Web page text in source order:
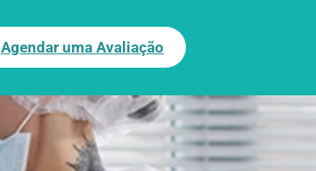
Agendar uma Avaliação